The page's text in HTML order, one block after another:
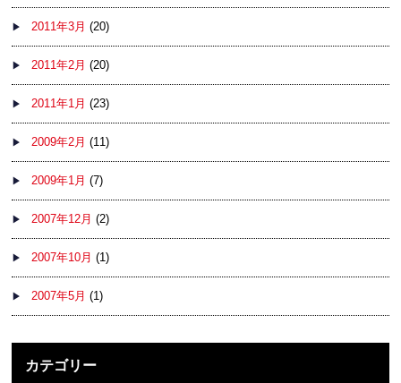
2011年3月 (20)
2011年2月 (20)
2011年1月 (23)
2009年2月 (11)
2009年1月 (7)
2007年12月 (2)
2007年10月 (1)
2007年5月 (1)
カテゴリー